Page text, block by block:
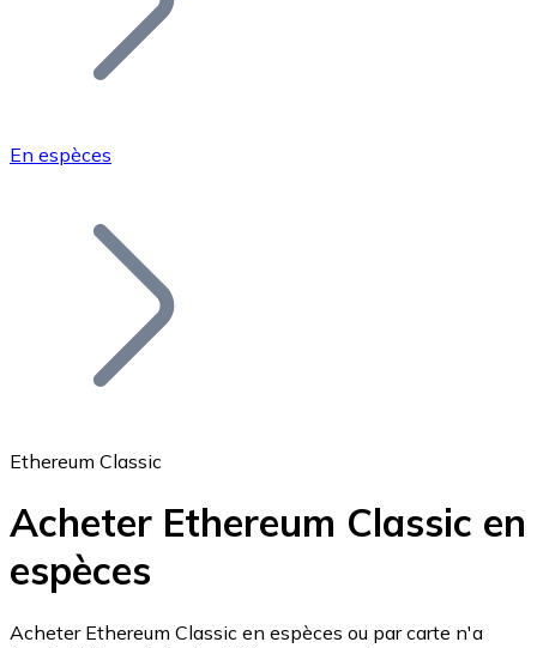
Bitcoin
Ethereum
ETH
En espèces
Ethereum Classic
Acheter Ethereum Classic en
espèces
Acheter Ethereum Classic en espèces ou par carte n'a